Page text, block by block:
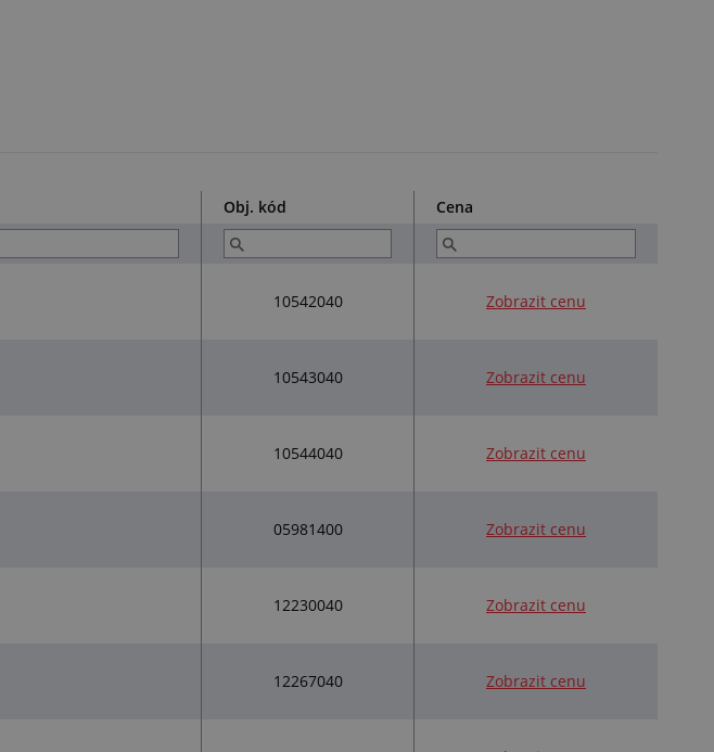
Obj. kód Cena
10542040 Zobrazit cenu
10543040 Zobrazit cenu
10544040 Zobrazit cenu
05981400 Zobrazit cenu
12230040 Zobrazit cenu
12267040 Zobrazit cenu